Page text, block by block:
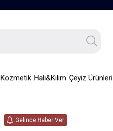
Kozmetik Halı&Kilim Çeyiz Ürünleri
Gelince Haber Ver